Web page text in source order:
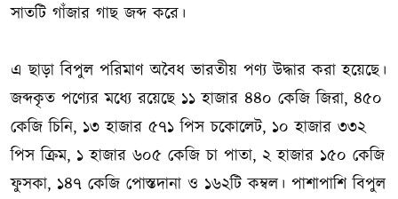
সাতটি গাঁজার গাছ জব্দ করে।
এ ছাড়া বিপুল পরিমাণ অবৈধ ভারতীয় পণ্য উদ্ধার করা হয়েছে।
জব্দকৃত পণ্যের মধ্যে রয়েছে ১১ হাজার ৪৪০ কেজি জিরা, ৪৫০
কেজি চিনি, ১৩ হাজার ৫৭১ পিস চকোলেট, ১০ হাজার ৩৩২
পিস ক্রিম, ১ হাজার ৬০৫ কেজি চা পাতা, ২ হাজার ১৫০ কেজি
ফুসকা, ১৪৭ কেজি পোস্তদানা ও ১৬২টি কম্বল। পাশাপাশি বিপুল